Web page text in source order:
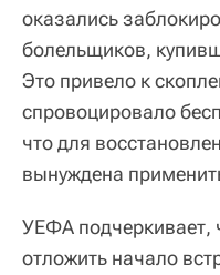
оказались
болельщиков,
Это привело к
спровоцировало
что для
вынуждена
УЕФА подчеркивает,
отложить начало